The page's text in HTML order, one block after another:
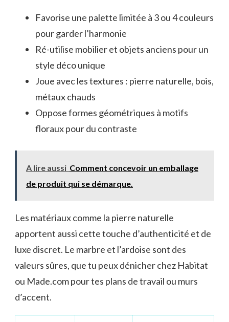
Favorise une palette limitée à 3 ou 4 couleurs
pour garder l’harmonie
Ré-utilise mobilier et objets anciens pour un
style déco unique
Joue avec les textures : pierre naturelle, bois,
métaux chauds
Oppose formes géométriques à motifs
floraux pour du contraste
A lire aussi Comment concevoir un emballage
de produit qui se démarque.
Les matériaux comme la pierre naturelle
apportent aussi cette touche d’authenticité et de
luxe discret. Le marbre et l’ardoise sont des
valeurs sûres, que tu peux dénicher chez Habitat
ou Made.com pour tes plans de travail ou murs
d’accent.